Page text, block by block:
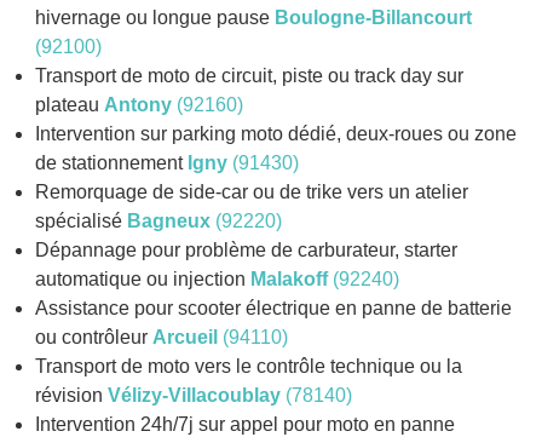
hivernage ou longue pause Boulogne-Billancourt
(92100)
Transport de moto de circuit, piste ou track day sur
plateau Antony (92160)
Intervention sur parking moto dédié, deux-roues ou zone
de stationnement Igny (91430)
Remorquage de side-car ou de trike vers un atelier
spécialisé Bagneux (92220)
Dépannage pour problème de carburateur, starter
automatique ou injection Malakoff (92240)
Assistance pour scooter électrique en panne de batterie
ou contrôleur Arcueil (94110)
Transport de moto vers le contrôle technique ou la
révision Vélizy-Villacoublay (78140)
Intervention 24h/7j sur appel pour moto en panne